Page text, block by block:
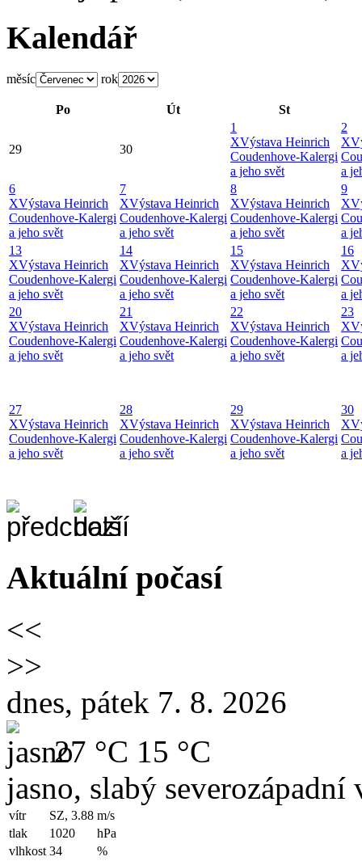
Kalendář
měsíc rok
Po Út St
29 30
1
XVýstava Heinrich
Coudenhove-Kalergi
a jeho svět
2
X
a
6
XVýstava Heinrich
Coudenhove-Kalergi
a jeho svět
7
XVýstava Heinrich
Coudenhove-Kalergi
a jeho svět
8
XVýstava Heinrich
Coudenhove-Kalergi
a jeho svět
9
X
a
13
XVýstava Heinrich
Coudenhove-Kalergi
a jeho svět
14
XVýstava Heinrich
Coudenhove-Kalergi
a jeho svět
15
XVýstava Heinrich
Coudenhove-Kalergi
a jeho svět
16
X
a
20
XVýstava Heinrich
Coudenhove-Kalergi
a jeho svět
21
XVýstava Heinrich
Coudenhove-Kalergi
a jeho svět
22
XVýstava Heinrich
Coudenhove-Kalergi
a jeho svět
23
X
a
27
XVýstava Heinrich
Coudenhove-Kalergi
a jeho svět
28
XVýstava Heinrich
Coudenhove-Kalergi
a jeho svět
29
XVýstava Heinrich
Coudenhove-Kalergi
a jeho svět
30
X
a
Aktuální počasí
<<
>>
dnes, pátek 7. 8. 2026
27 °C 15 °C
jasno, slabý severozápadní
vítr SZ, 3.88 m/s
tlak
1020
hPa
vlhkost 34 %